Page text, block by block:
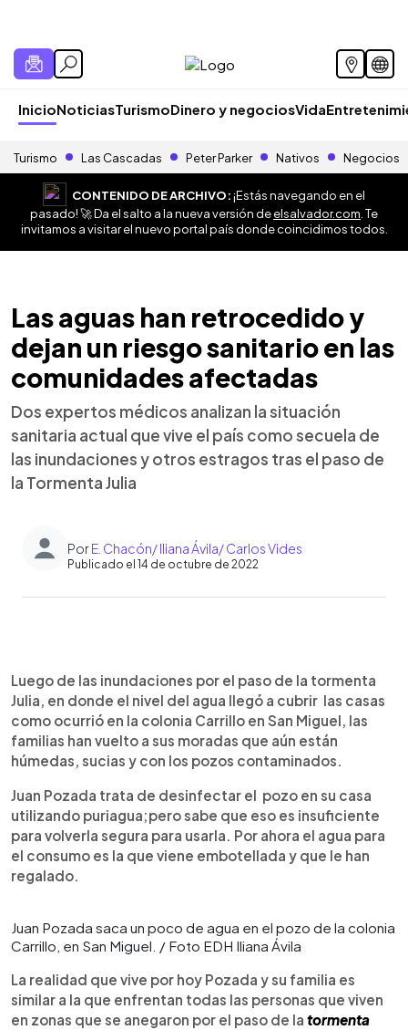
InicioNoticiasTurismoDinero y negociosVida
Turismo Las Cascadas Peter Parker Nativos Negocios
CONTENIDO DE ARCHIVO:¡Estás navegando en el
pasado! 🚀 Da el salto a la nueva versión deelsalvador.com . Te
invitamos a visitar el nuevo portal país donde coincidimos todos.
Las aguas han retrocedido y
dejan un riesgo sanitario en las
comunidades afectadas
Dos expertos médicos analizan la situación
sanitaria actual que vive el país como secuela de
las inundaciones y otros estragos tras el paso de
la Tormenta Julia
PorE. Chacón/ Iliana Ávila/ Carlos Vides
Publicado el 14 de octubre de 2022
► Escuchar artículo
Luego de las inundaciones por el paso de la tormenta
Julia, en donde el nivel del agua llegó a cubrir las casas
como ocurrió en la colonia Carrillo en San Miguel, las
familias han vuelto a sus moradas que aún están
húmedas, sucias y con los pozos contaminados.
Juan Pozada trata de desinfectar el pozo en su casa
utilizando puriagua;pero sabe que eso es insuficiente
para volverla segura para usarla. Por ahora el agua para
el consumo es la que viene embotellada y que le han
regalado.
Juan Pozada saca un poco de agua en el pozo de la colonia
Carrillo, en San Miguel. / Foto EDH Iliana Ávila
La realidad que vive por hoy Pozada y su familia es
similar a la que enfrentan todas las personas que viven
en zonas que se anegaron por el paso de la tormenta